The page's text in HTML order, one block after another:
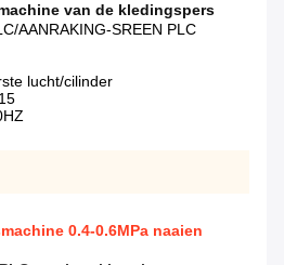
van de kledingspers
AANRAKING-SREEN PLC
lucht/cilinder
0.4-0.6MPa naaien